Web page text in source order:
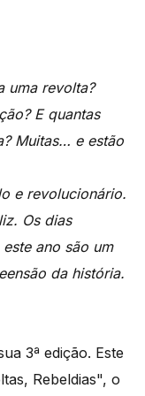
uma revolta?
E quantas
Muitas… e estão
e revolucionário.
Os dias
ano são um
da história.
3ª edição. Este
Rebeldias", o